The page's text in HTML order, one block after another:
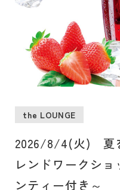
the LOUNGE
2026/8/4(火) 夏
レンドワークシ
ンティー付き～